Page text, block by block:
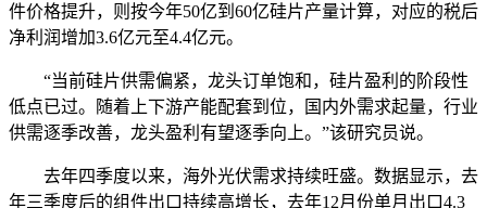
件价格提升，则按今年50亿到60亿硅片产量计算，对应的税后
净利润增加3.6亿元至4.4亿元。
“当前硅片供需偏紧，龙头订单饱和，硅片盈利的阶段性
低点已过。随着上下游产能配套到位，国内外需求起量，行业
供需逐季改善，龙头盈利有望逐季向上。”该研究员说。
去年四季度以来，海外光伏需求持续旺盛。数据显示，去
年三季度后的组件出口持续高增长，去年12月份单月出口4.3